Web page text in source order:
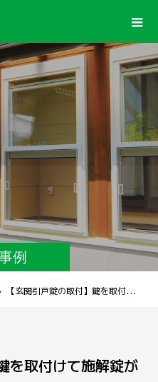
例
【玄関引戸錠の取付】鍵を取付けて施解錠がラクラクに！！
を取付けて施解錠が